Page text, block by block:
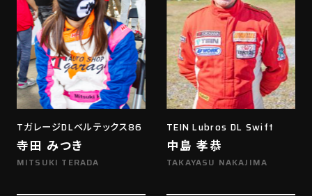
TガレージDLベルテックス86
寺田 みつき
MITSUKI TERADA
TEIN Lubros DL Swift
中島 孝恭
TAKAYASU NAKAJIMA